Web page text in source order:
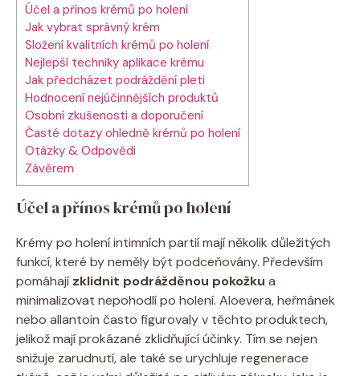
Účel a přínos krémů po holení
Jak vybrat správný krém
Složení kvalitních krémů po holení
Nejlepší techniky aplikace krému
Jak předcházet podráždění pleti
Hodnocení nejúčinnějších produktů
Osobní zkušenosti a doporučení
Časté dotazy ohledně krémů po holení
Otázky & Odpovědi
Závěrem
Účel a přínos krémů po holení
Krémy po holení intimních partií mají několik důležitých
funkcí, které by neměly být podceňovány. Především
pomáhají zklidnit podrážděnou pokožku a
minimalizovat nepohodlí po holení. Aloevera, heřmánek
nebo allantoin často figurovaly v těchto produktech,
jelikož mají prokázané zklidňující účinky. Tím se nejen
snižuje zarudnutí, ale také se urychluje regenerace